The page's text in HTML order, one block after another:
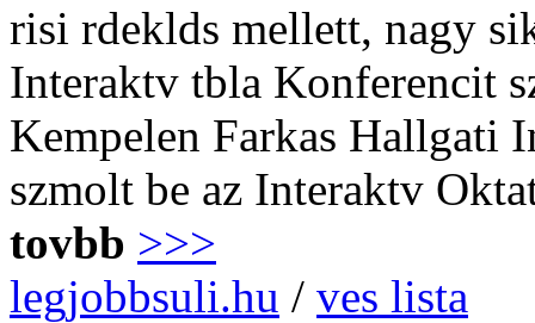
risi rdeklds mellett, nagy
Interaktv tbla Konferencit
Kempelen Farkas Hallgati
szmolt be az Interaktv
tovbb >>>
legjobbsuli.hu / ves lista